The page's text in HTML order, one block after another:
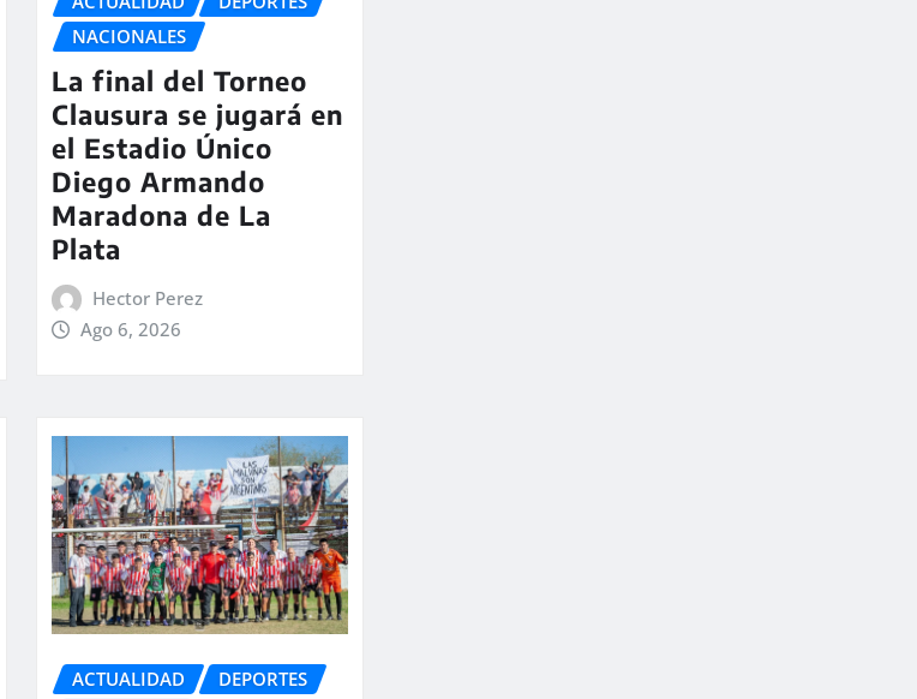
NACIONALES
La final del Torneo
Clausura se jugará en
el Estadio Único
Diego Armando
Maradona de La
Plata
Hector Perez
Ago 6, 2026
ACTUALIDAD
DEPORTES